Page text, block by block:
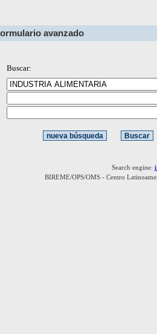
avanzado
Buscar:
Search engine:
BIREME/OPS/OMS - Centro